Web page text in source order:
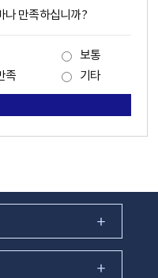
나 만족하십니까?
보통
족 기타